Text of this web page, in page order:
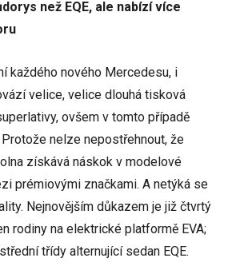
než EQE, ale nabízí více
každého nového Mercedesu, i
velice, velice dlouhá tisková
ovšem v tomto případě
nelze nepostřehnout, že
získává náskok v modelové
prémiovými značkami. A netýká se
Nejnovějším důkazem je již čtvrtý
rodiny na elektrické platformě EVA;
třídy alternující sedan EQE.